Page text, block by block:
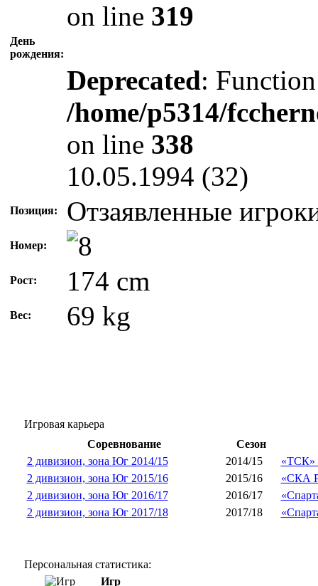
День
рождения:
on line 319
Deprecated:
/home/p5314/
on line 338
10.05.1994 (32)
Позиция: Отзаявленные
Номер:
Рост: 174 cm
Вес: 69 kg
Игровая карьера
Соревнование
Сезон
2 дивизион, зона Юг 2014/15
2014/15
«ТСК»
2 дивизион, зона Юг 2015/16
2015/16
«СКА
2 дивизион, зона Юг 2016/17
2016/17
2 дивизион, зона Юг 2017/18
2017/18
Персональная статистика:
Игр